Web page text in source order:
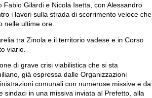
Fabio Gilardi e Nicola Isetta, con Alessandro
i lavori sulla strada di scorrimento veloce che
nelle ultime ore.
tra Zinola e il territorio vadese e in Corso
viario.
di grave crisi viabilistica che si sta
già espressa dalle Organizzazioni
comunali con numerose missive e da
in una missiva inviata al Prefetto, alla